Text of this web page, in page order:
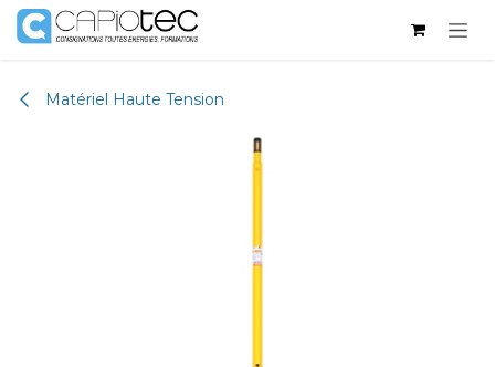
Se rendre au contenu
Matériel Haute Tension